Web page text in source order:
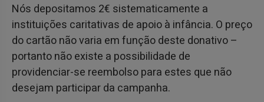
Nós depositamos 2€ sistematicamente a
instituições caritativas de apoio à infância. O preço
do cartão não varia em função deste donativo –
portanto não existe a possibilidade de
providenciar-se reembolso para estes que não
desejam participar da campanha.